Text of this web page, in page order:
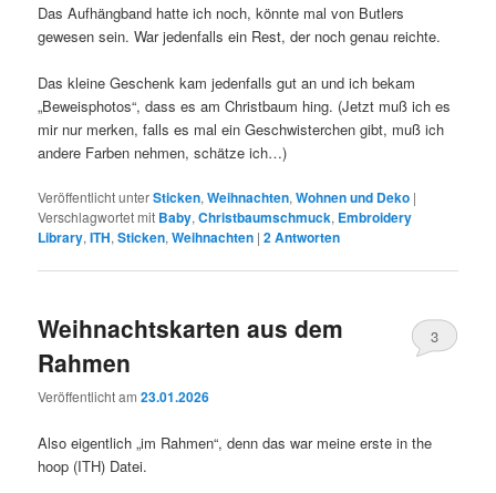
Das Aufhängband hatte ich noch, könnte mal von Butlers
gewesen sein. War jedenfalls ein Rest, der noch genau reichte.
Das kleine Geschenk kam jedenfalls gut an und ich bekam
„Beweisphotos“, dass es am Christbaum hing. (Jetzt muß ich es
mir nur merken, falls es mal ein Geschwisterchen gibt, muß ich
andere Farben nehmen, schätze ich…)
Veröffentlicht unterSticken,Weihnachten,Wohnen und Deko |
Verschlagwortet mit Baby,Christbaumschmuck, Embroidery
Library,ITH,Sticken,Weihnachten |2Antworten
Weihnachtskarten aus dem
Rahmen
Veröffentlicht am23.01.2026
3
Also eigentlich „im Rahmen“, denn das war meine erste in the
hoop (ITH) Datei.